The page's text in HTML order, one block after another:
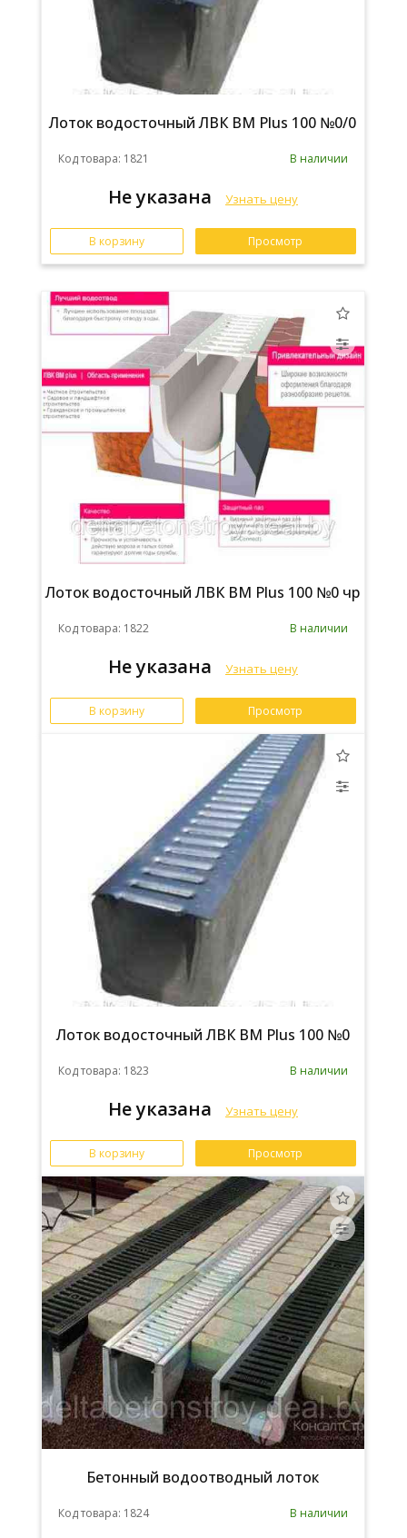
Лоток водосточный ЛВК ВМ Plus 100 №0/0
Код товара: 1821 В наличии
Не указана Узнать цену
В корзину Просмотр
Лоток водосточный ЛВК ВМ Plus 100 №0 чр
Код товара: 1822 В наличии
Не указана Узнать цену
В корзину Просмотр
Лоток водосточный ЛВК ВМ Plus 100 №0
Код товара: 1823 В наличии
Не указана Узнать цену
В корзину Просмотр
Бетонный водоотводный лоток
Код товара: 1824 В наличии